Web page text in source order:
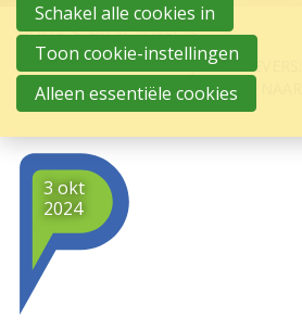
HOME
HR ACTUEEL
GROTE BLINDE VLEK BIJ
MOEDERS ERVAART TERUGKEER
3 okt
2024
Schakel alle cookies in
Toon cookie-instellingen
Alleen essentiële cookies